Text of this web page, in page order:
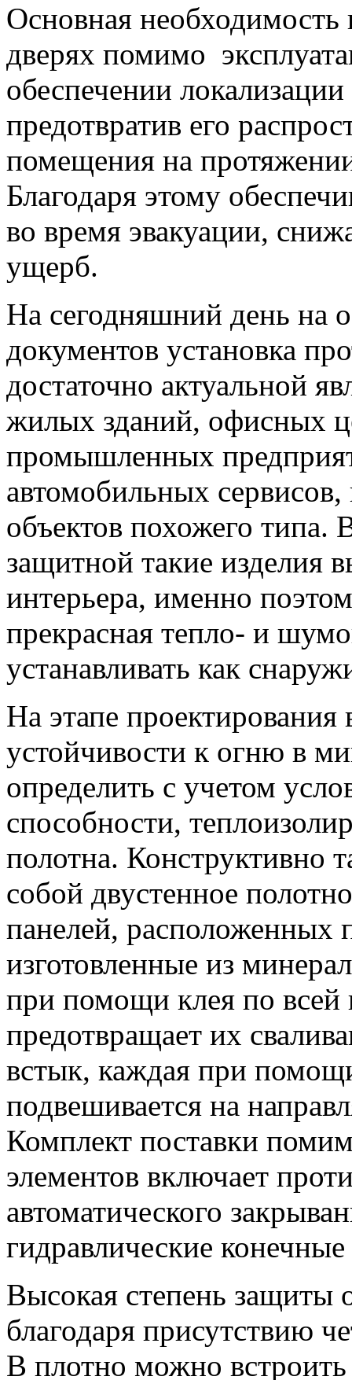
Основная
дверях помимо
обеспечении
предотвратив его
помещения на
Благодаря этому
во время эвакуации,
ущерб.
На сегодняшний день на
документов установка
достаточно актуальной
жилых зданий, офисных
промышленных
автомобильных
объектов похожего
защитной такие изделия
интерьера, именно
прекрасная тепло- и
устанавливать как
На этапе проектирования
устойчивости к огню в
определить с учетом
способности,
полотна. Конструктивно
собой двустенное
панелей, расположенных
изготовленные из
при помощи клея по всей
предотвращает их
встык, каждая при
подвешивается на
Комплект поставки
элементов включает
автоматического
гидравлические
Высокая степень защиты
благодаря присутствию
В плотно можно